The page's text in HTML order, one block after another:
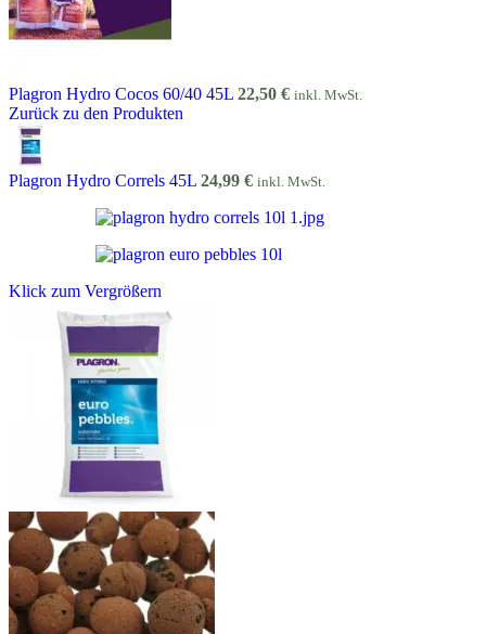
Plagron Hydro Cocos 60/40 45L 22,50 € inkl. MwSt.
Zurück zu den Produkten
Plagron Hydro Correls 45L 24,99 € inkl. MwSt.
Klick zum Vergrößern